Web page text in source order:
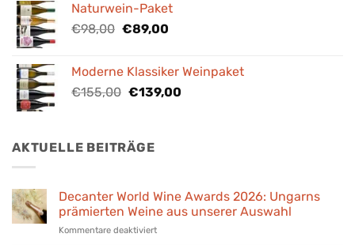
€88,40 €80,00.
Naturwein-Paket
€98,00 Ursprünglicher
€98,00
€89,00Aktueller
€89,00.
Moderne Klassiker Weinpaket
€155,00 Ursprünglicher
€155,00
€139,00Aktueller
AKTUELLE BEITRÄGE
Decanter World Wine Awards 2026: Ungarns
prämierten Weine aus unserer Auswahl
Kommentare deaktiviertfür